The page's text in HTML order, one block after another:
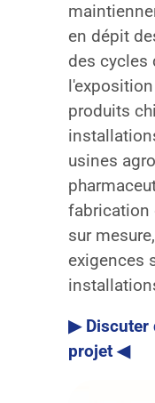
en dépit
des cycles
produits
usines
fabrication
sur
exigences
▶ Discuter
projet ◀